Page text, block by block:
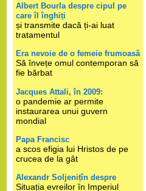
Albert Bourla despre cipul pe
care îl înghiți
și transmite dacă ți-ai luat
tratamentul
Era nevoie de o femeie frumoasă
Să învețe omul contemporan să
fie bărbat
Jacques Attali, în 2009:
o pandemie ar permite
instaurarea unui guvern
mondial
Papa Francisc
a scos efigia lui Hristos de pe
crucea de la gât
Alexandr Soljenițîn despre
Situația evreilor în Imperiul